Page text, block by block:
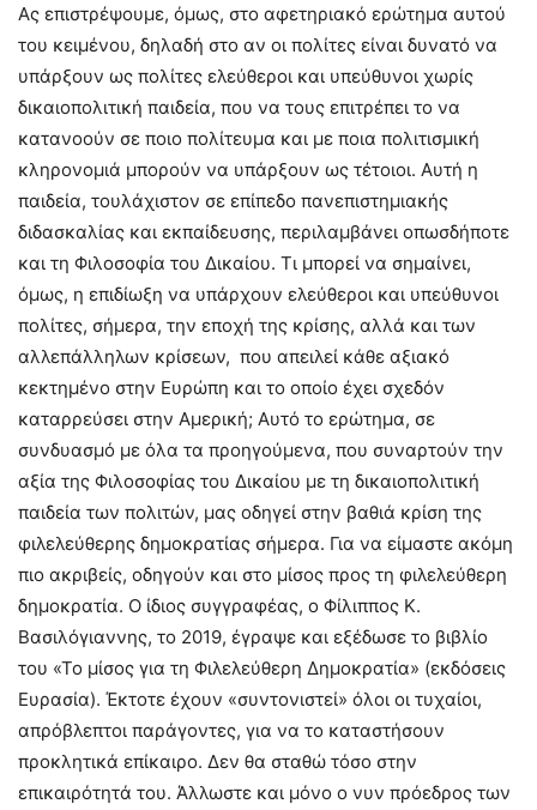
Ας επιστρέψουμε, όμως, στο αφετηριακό ερώτημα αυτού
του κειμένου, δηλαδή στο αν οι πολίτες είναι δυνατό να
υπάρξουν ως πολίτες ελεύθεροι και υπεύθυνοι χωρίς
δικαιοπολιτική παιδεία, που να τους επιτρέπει το να
κατανοούν σε ποιο πολίτευμα και με ποια πολιτισμική
κληρονομιά μπορούν να υπάρξουν ως τέτοιοι. Αυτή η
παιδεία, τουλάχιστον σε επίπεδο πανεπιστημιακής
διδασκαλίας και εκπαίδευσης, περιλαμβάνει οπωσδήποτε
και τη Φιλοσοφία του Δικαίου. Τι μπορεί να σημαίνει,
όμως, η επιδίωξη να υπάρχουν ελεύθεροι και υπεύθυνοι
πολίτες, σήμερα, την εποχή της κρίσης, αλλά και των
αλλεπάλληλων κρίσεων, που απειλεί κάθε αξιακό
κεκτημένο στην Ευρώπη και το οποίο έχει σχεδόν
καταρρεύσει στην Αμερική; Αυτό το ερώτημα, σε
συνδυασμό με όλα τα προηγούμενα, που συναρτούν την
αξία της Φιλοσοφίας του Δικαίου με τη δικαιοπολιτική
παιδεία των πολιτών, μας οδηγεί στην βαθιά κρίση της
φιλελεύθερης δημοκρατίας σήμερα. Για να είμαστε ακόμη
πιο ακριβείς, οδηγούν και στο μίσος προς τη φιλελεύθερη
δημοκρατία. Ο ίδιος συγγραφέας, ο Φίλιππος Κ.
Βασιλόγιαννης, το 2019, έγραψε και εξέδωσε το βιβλίο
του «Το μίσος για τη Φιλελεύθερη Δημοκρατία» (εκδόσεις
Ευρασία). Έκτοτε έχουν «συντονιστεί» όλοι οι τυχαίοι,
απρόβλεπτοι παράγοντες, για να το καταστήσουν
προκλητικά επίκαιρο. Δεν θα σταθώ τόσο στην
επικαιρότητά του. Άλλωστε και μόνο ο νυν πρόεδρος των